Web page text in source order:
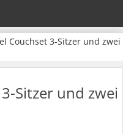
Couchset 3-Sitzer und zwei
Sitzer und zwei